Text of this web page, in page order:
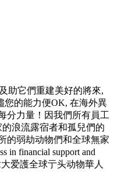
助它們重建美好的將來,
您的能力便OK, 在海外異
分力量！因我們所有員工
浪流露宿者和孤兒們的
的弱劫动物們和全球無家
in financial support and
爱護全球亍头动物華人